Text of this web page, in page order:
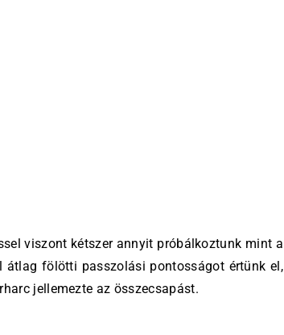
viszont kétszer annyit próbálkoztunk mint a
átlag fölötti passzolási pontosságot értünk el,
jellemezte az összecsapást.